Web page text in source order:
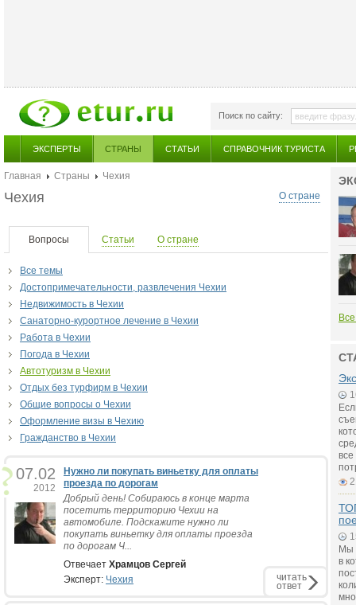
Поиск по сайту:
ЭКСПЕРТЫ СТРАНЫ СТАТЬИ СПРАВОЧНИК ТУРИСТА
Главная Страны
Чехия
О стране
Чехия
Вопросы Статьи О стране
Все темы
Достопримечательности, развлечения Чехии
Недвижимость в Чехии
Санаторно-курортное лечение в Чехии
Работа в Чехии
Погода в Чехии
Автотуризм в Чехии
Отдых без турфирм в Чехии
Общие вопросы о Чехии
Оформление визы в Чехию
Гражданство в Чехии
07.02
2012
Нужно ли покупать виньетку для оплаты
проезда по дорогам
Добрый день! Собираюсь в конце марта
посетить территорию Чехии на
автомобиле. Подскажите нужно ли
покупать виньетку для оплаты проезда
по дорогам Ч...
Отвечает Храмцов Сергей
Эксперт: Чехия читать
ответ
Мы
в